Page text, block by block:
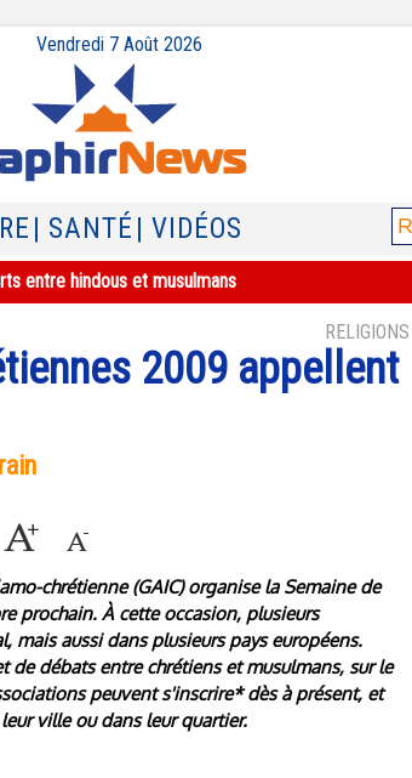
Vendredi 7 Août 2026
| SANTÉ | VIDÉOS
entre hindous et musulmans
RELIGIONS
2009 appellent
chrétienne (GAIC) organise la Semaine de
prochain. À cette occasion, plusieurs
aussi dans plusieurs pays européens.
de débats entre chrétiens et musulmans, sur le
peuvent s'inscrire* dès à présent, et
ville ou dans leur quartier.